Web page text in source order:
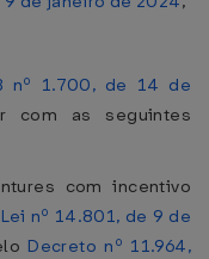
nº 1.700, de 14 de
com as seguintes
com incentivo
Lei nº 14.801, de 9 de
Decreto nº 11.964,